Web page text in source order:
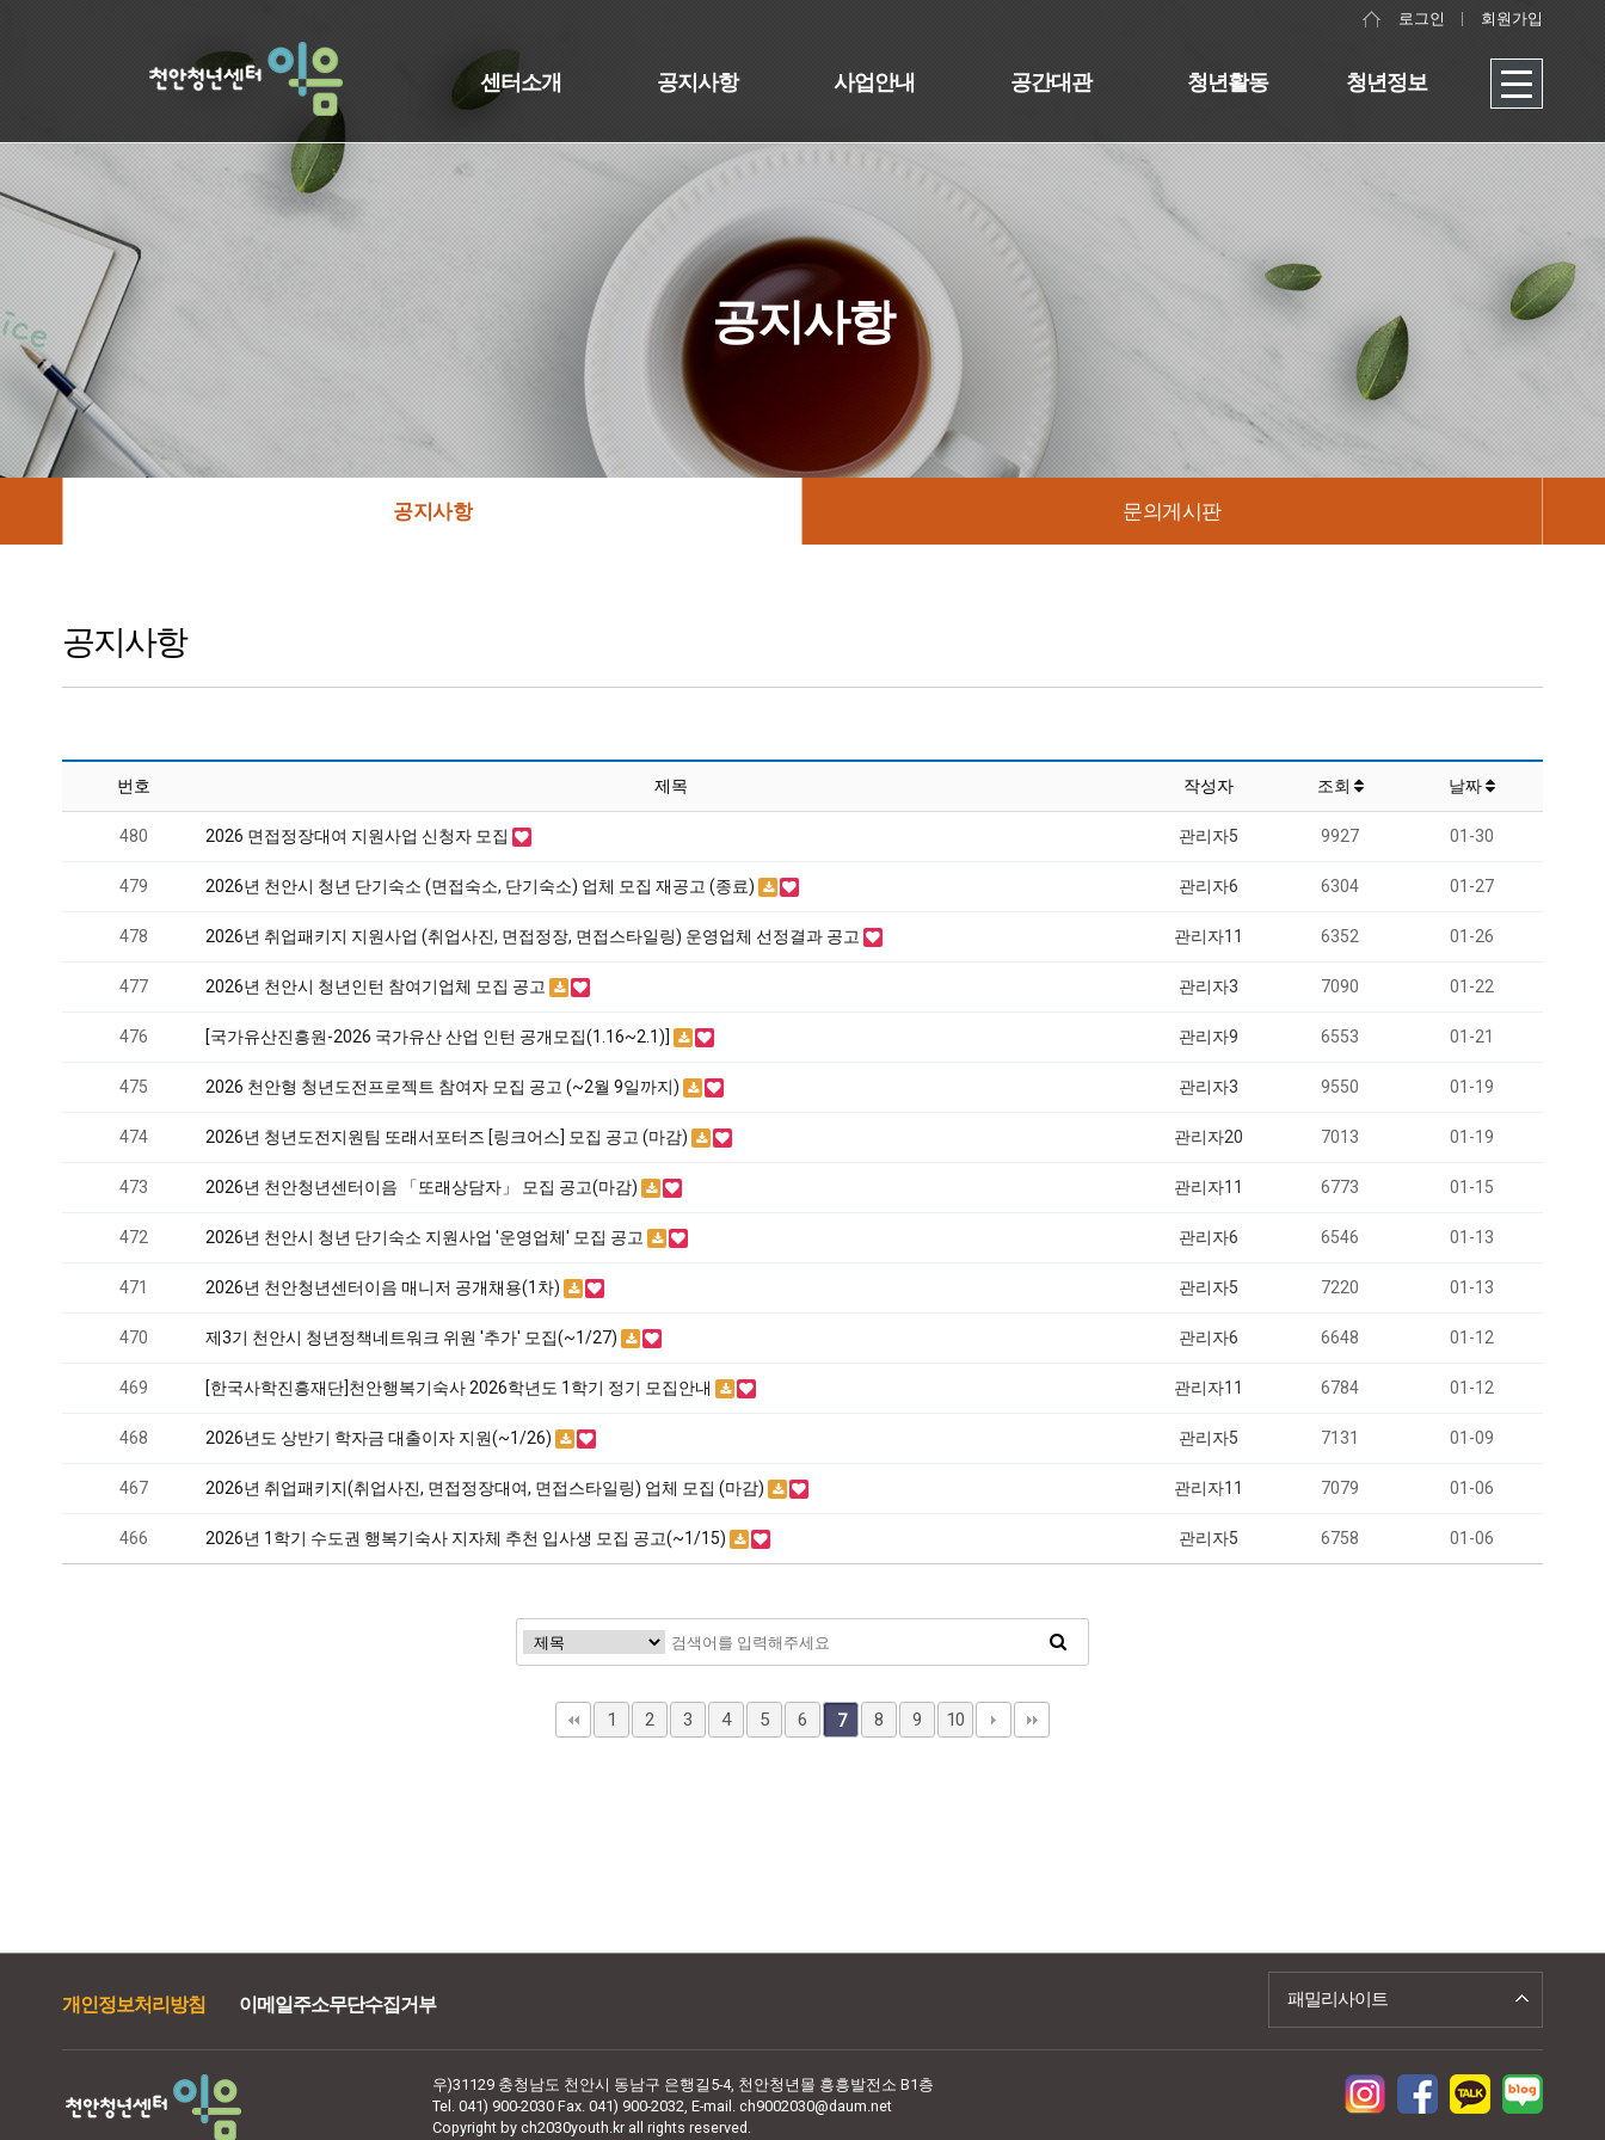
로그인 회원가입
센터소개 공지사항 사업안내 공간대관 청년활동 청년정보
공지사항
공지사항 문의게시판
공지사항
번호 제목 작성자 조회 날짜
480 2026 면접정장대여 지원사업 신청자 모집 관리자5 9927 01-30
479 2026년 천안시 청년 단기숙소 (면접숙소, 단기숙소) 업체 모집 재공고 (종료) 관리자6 6304 01-27
478 2026년 취업패키지 지원사업 (취업사진, 면접정장, 면접스타일링) 운영업체 선정결과 공고 관리자11 6352 01-26
477 2026년 천안시 청년인턴 참여기업체 모집 공고 관리자3 7090 01-22
476 [국가유산진흥원-2026 국가유산 산업 인턴 공개모집(1.16~2.1)] 관리자9 6553 01-21
475 2026 천안형 청년도전프로젝트 참여자 모집 공고 (~2월 9일까지) 관리자3 9550 01-19
474 2026년 청년도전지원팀 또래서포터즈 [링크어스] 모집 공고 (마감) 관리자20 7013 01-19
473 2026년 천안청년센터이음 「또래상담자」 모집 공고(마감) 관리자11 6773 01-15
472 2026년 천안시 청년 단기숙소 지원사업 '운영업체' 모집 공고 관리자6 6546 01-13
471 2026년 천안청년센터이음 매니저 공개채용(1차) 관리자5 7220 01-13
470 제3기 천안시 청년정책네트워크 위원 '추가' 모집(~1/27) 관리자6 6648 01-12
469 [한국사학진흥재단]천안행복기숙사 2026학년도 1학기 정기 모집안내 관리자11 6784 01-12
468 2026년도 상반기 학자금 대출이자 지원(~1/26) 관리자5 7131 01-09
467 2026년 취업패키지(취업사진, 면접정장대여, 면접스타일링) 업체 모집 (마감) 관리자11 7079 01-06
466 2026년 1학기 수도권 행복기숙사 지자체 추천 입사생 모집 공고(~1/15) 관리자5 6758 01-06
1 2 3 4 5 6 7 8 9 10
개인정보처리방침 이메일주소무단수집거부 패밀리사이트
우)31129 충청남도 천안시 동남구 은행길5-4, 천안청년몰 흥흥발전소 B1층
Tel. 041) 900-2030 Fax. 041) 900-2032, E-mail. ch9002030@daum.net
Copyright by ch2030youth.kr all rights reserved.